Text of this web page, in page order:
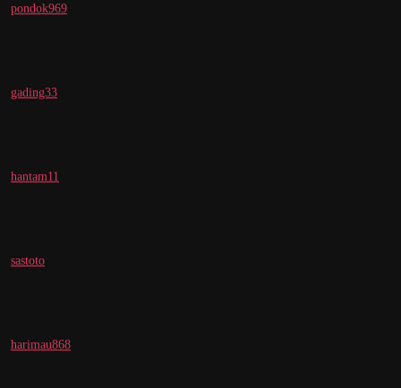
pondok969
gading33
hantam11
sastoto
harimau868